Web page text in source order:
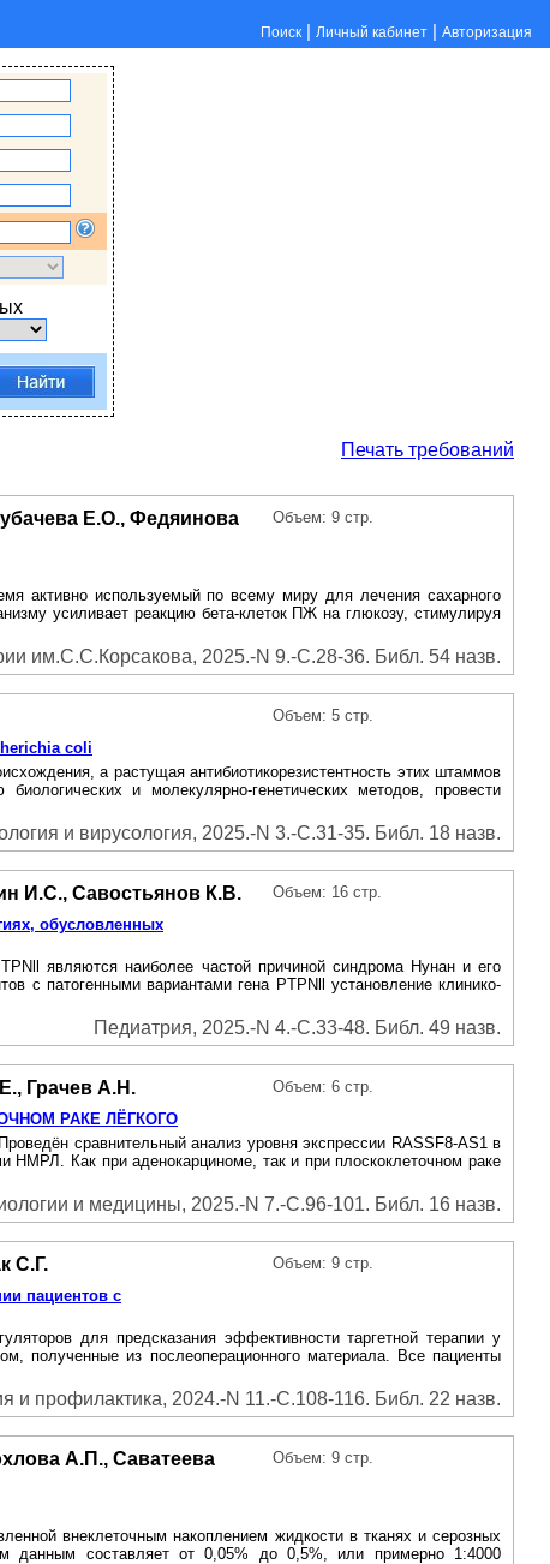
Поиск | Личный кабинет | Авторизация
Печать требований
Е.О., Федяинова
Объем: 9 стр.
активно используемый по всему миру для лечения сахарного
усиливает реакцию бета-клеток ПЖ на глюкозу, стимулируя
им.С.С.Корсакова, 2025.-N 9.-С.28-36. Библ. 54 назв.
coli
Объем: 5 стр.
а растущая антибиотикорезистентность этих штаммов
и молекулярно-генетических методов, провести
и вирусология, 2025.-N 3.-С.31-35. Библ. 18 назв.
И.С., Савостьянов К.В.
обусловленных
Объем: 16 стр.
являются наиболее частой причиной синдрома Нунан и его
с патогенными вариантами гена PTPNll установление клинико-
Педиатрия, 2025.-N 4.-С.33-48. Библ. 49 назв.
Грачев А.Н.
РАКЕ ЛЁГКОГО
Объем: 6 стр.
сравнительный анализ уровня экспрессии RASSF8-AS1 в
НМРЛ. Как при аденокарциноме, так и при плоскоклеточном раке
и медицины, 2025.-N 7.-С.96-101. Библ. 16 назв.
С.Г.
пациентов с
Объем: 9 стр.
для предсказания эффективности таргетной терапии у
полученные из послеоперационного материала. Bce пациенты
и профилактика, 2024.-N 11.-С.108-116. Библ. 22 назв.
А.П., Саватеева
Объем: 9 стр.
внеклеточным накоплением жидкости в тканях и серозных
данным составляет от 0,05% до 0,5%, или примерно 1:4000